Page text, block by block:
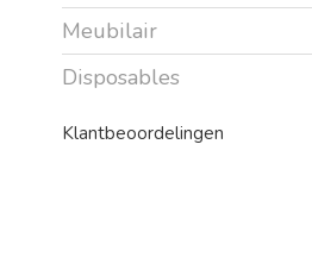
Meubilair
Disposables
Klantbeoordelingen